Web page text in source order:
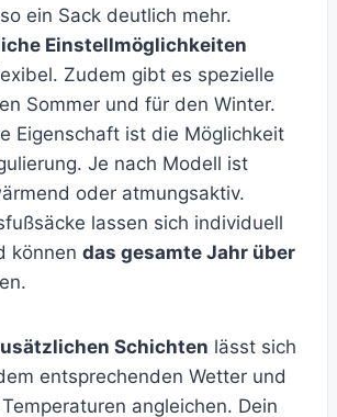
ein Sack deutlich mehr.
Einstellmöglichkeiten
Zudem gibt es spezielle
Sommer und für den Winter.
Eigenschaft ist die Möglichkeit
Je nach Modell ist
oder atmungsaktiv.
lassen sich individuell
können das gesamte Jahr über
Schichten lässt sich
entsprechenden Wetter und
angleichen. Dein